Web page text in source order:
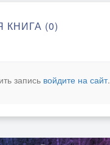
КНИГА (0)
запись войдите на сайт.